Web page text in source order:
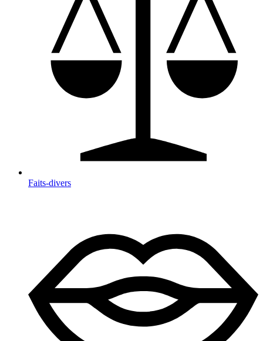
Faits-divers